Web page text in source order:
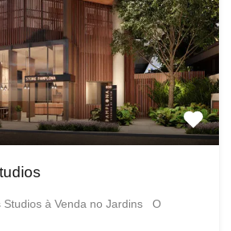
Studios à Venda no Jardins O